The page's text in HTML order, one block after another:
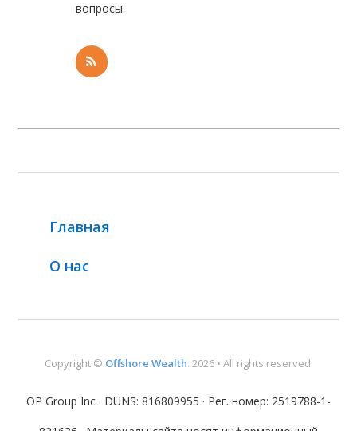
вопросы.
Главная
О нас
Copyright © Offshore Wealth. 2026 • All rights reserved.
OP Group Inc · DUNS: 816809955 · Рег. номер: 2519788-1-